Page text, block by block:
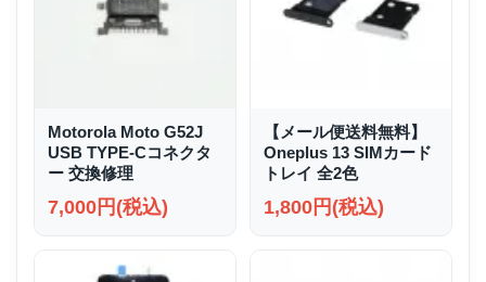
Motorola Moto G52J
USB TYPE-Cコネクタ
ー 交換修理
7,000円(税込)
【メール便送料無料】
Oneplus 13 SIMカード
トレイ 全2色
1,800円(税込)